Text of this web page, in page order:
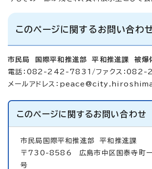
このページに関するお問い合わ
市民局 国際平和推進部 平和推進課 被爆
電話：082-242-7831/ファクス：
メールアドレス：
このページに関するお問い合わせ
市民局国際平和推進部平和推進課
〒730-8586 広島市中区国泰寺町
号